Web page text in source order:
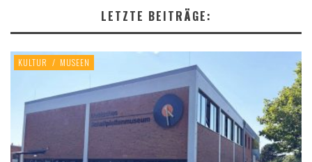
LETZTE BEITRÄGE:
KULTUR / MUSEEN